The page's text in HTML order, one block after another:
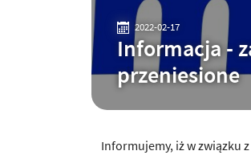
2022-02-17
Informacja -
przeniesione
Informujemy, iż w związku